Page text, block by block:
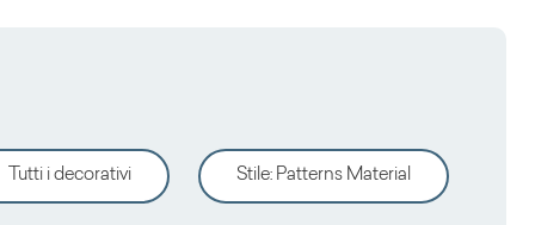
Tutti i decorativi Stile: Patterns Material